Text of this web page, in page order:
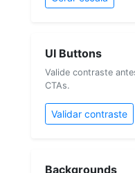
UI Buttons
Valide contraste
CTAs.
Validar contraste
Backgrounds